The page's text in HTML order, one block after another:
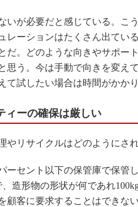
いが必要だと感じている。こ
レーションはたくさん出てい
だ。どのような向きやサポー
思う。今は手動で向きを変え
て試したい場合は時間がかかり
ィーの確保は厳しい
リサイクルはどのようにされ
ーセント以下の保管庫で保管
造形物の形状が何であれ
顧客に要求することはできな